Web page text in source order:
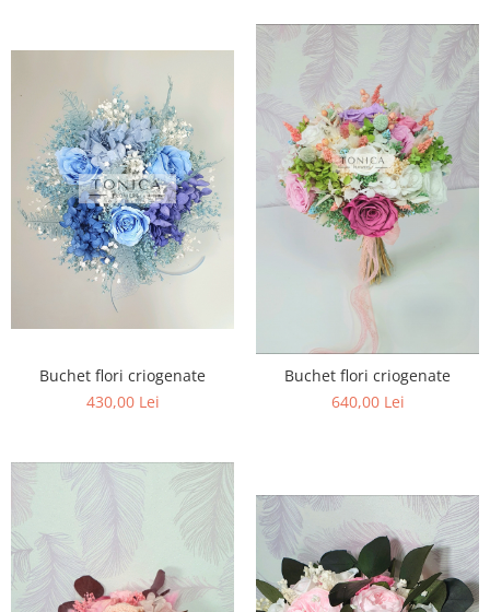
Buchet flori criogenate
430,00 Lei
Buchet flori criogenate
640,00 Lei